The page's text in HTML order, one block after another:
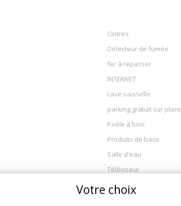
Cintres
Détecteur de fumée
fer à repasser
INTERNET
Lave vaisselle
parking gratuit sur place
Poêle à bois
Produits de base
Salle d'eau
Téléviseur
Télévision
Votre choix